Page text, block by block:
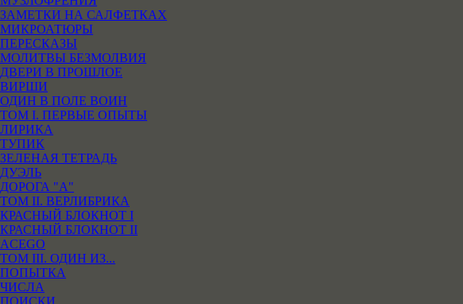
ЗАМЕТКИ НА САЛФЕТКАХ
МИКРОАТЮРЫ
ПЕРЕСКАЗЫ
МОЛИТВЫ БЕЗМОЛВИЯ
ДВЕРИ В ПРОШЛОЕ
ВИРШИ
ОДИН В ПОЛЕ ВОИН
ТОМ I. ПЕРВЫЕ ОПЫТЫ
ЛИРИКА
ТУПИК
ЗЕЛЕНАЯ ТЕТРАДЬ
ДУЭЛЬ
ДОРОГА "А"
ТОМ II. ВЕРЛИБРИКА
КРАСНЫЙ БЛОКНОТ I
КРАСНЫЙ БЛОКНОТ II
ACEGO
ТОМ III. ОДИН ИЗ...
ПОПЫТКА
ЧИСЛА
ПОИСКИ